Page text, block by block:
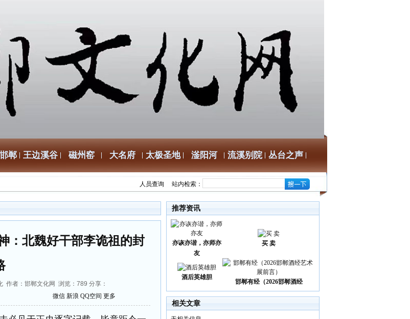
郸 王边溪谷 磁州窑 大名府 太极圣地 滏阳河 流溪别院 丛台之声
人员查询 站内检索：
：北魏好干部李诡祖的封
作者：邯郸文化网 浏览： 789 分享：
微信 新浪 QQ空间 更多
推荐资讯
亦诙亦谐，亦师亦
友
买 卖
酒后英雄胆
邯郸有经（2026邯郸酒经
相关文章